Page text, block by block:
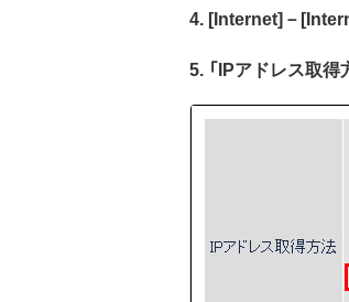
4. [Internet]－
5. 「IPアドレス取得